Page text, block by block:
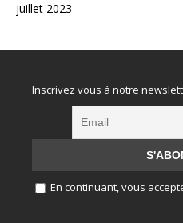
juillet 2023
Inscrivez vous à notre
En continuant, vous